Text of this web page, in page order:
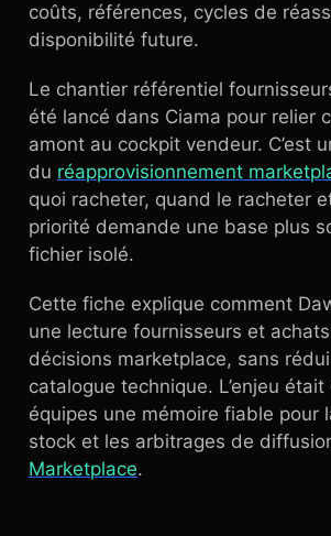
coûts, références, cycles de
disponibilité future.
Le chantier référentiel
été lancé dans Ciama pour relier
amont au cockpit vendeur. C’est
du réapprovisionnement
quoi racheter, quand le racheter
priorité demande une base plus
fichier isolé.
Cette fiche explique comment
une lecture fournisseurs et
décisions marketplace, sans
catalogue technique. L’enjeu
équipes une mémoire fiable pour
stock et les arbitrages de
Marketplace.